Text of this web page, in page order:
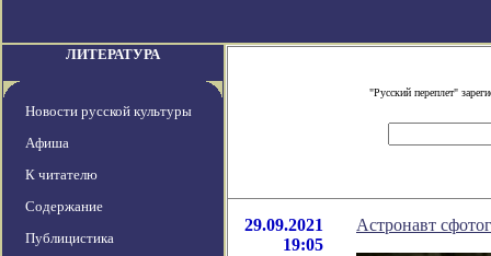
ЛИТЕРАТУРА
Новости русской культуры
Афиша
К читателю
Содержание
Публицистика
"Русский переплет"
29.09.2021
19:05
Астронавт